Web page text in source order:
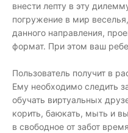
внести лепту в эту
погружение в мир
данного направления,
формат. При этом ваш
Пользователь получит в
Ему необходимо следить
обучать виртуальных
корить, баюкать, мыть и
в свободное от забот